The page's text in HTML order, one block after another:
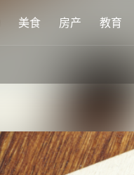
美食 房产 教育